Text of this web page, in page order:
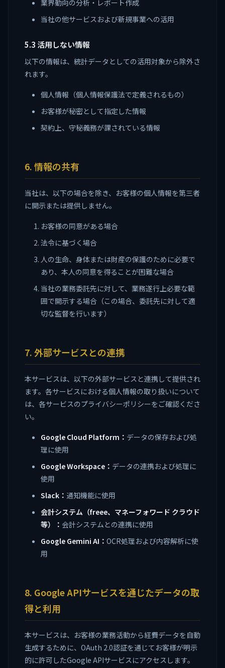
業界動向の分析・レポート作成
当社の他サービスおよび新規事業への活用
5.3 活用しない情報
以下の情報は、統計データとしての活用対象から除外さ
れます。
個人情報（個人情報保護法で定義されるもの）
お客様が秘密として指定した情報
契約上、守秘義務が課されている情報
6. 情報の共有
当社は、以下の場合を除き、お客様の個人情報を第三者
に開示または提供しません。
お客様の同意がある場合
法令に基づく場合
人の生命、身体または財産の保護のために必要で
あり、本人の同意を得ることが困難な場合
当社の業務委託先に対して、業務遂行上必要な範
囲で開示する場合（この場合、委託先に対して適
切な監督を行います）
7. 外部サービスとの連携
本サービスは、以下の外部サービスと連携して提供され
ます。各サービスにおける個人情報の取り扱いについて
は、各サービスのプライバシーポリシーをご確認くださ
い。
Google Cloud Platform： データの保存および処
理に使用
Google Workspace： データの連携および処理に
使用
Slack： 通知機能に使用
会計システム（freee、マネーフォワード クラウド
等）： 会計システムとの連携に使用
Google Gemini AI： OCR処理および内容解析に使
用
8. Google APIサービスを通じたデータの取
得と利用
本サービスは、お客様の業務活動から経費データを自動
生成するために、OAuth 2.0認証を通じてお客様が明示
的に許可したGoogle APIサービスにアクセスします。